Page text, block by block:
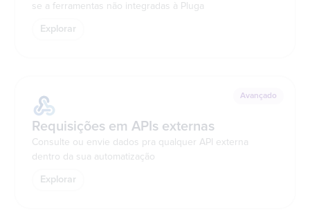
se a ferramentas não integradas à Pluga
Explorar
Avançado
Requisições em APIs externas
Consulte ou envie dados pra qualquer API externa
dentro da sua automatização
Explorar